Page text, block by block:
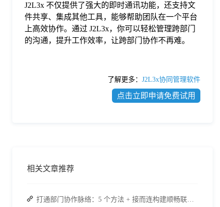
J2L3x 不仅提供了强大的即时通讯功能，还支持文
件共享、集成其他工具，能够帮助团队在一个平台
上高效协作。通过 J2L3x，你可以轻松管理跨部门
的沟通，提升工作效率，让跨部门协作不再难。
了解更多： J2L3x协同管理软件
点击立即申请免费试用
相关文章推荐
打通部门协作脉络：5 个方法 + 接而连构建顺畅联动团队